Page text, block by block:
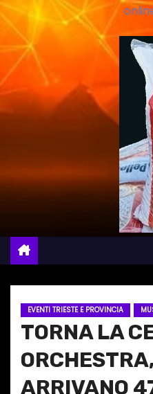
EVENTI TRIESTE E PROVINCIA
TORNA LA
ARRIVANO